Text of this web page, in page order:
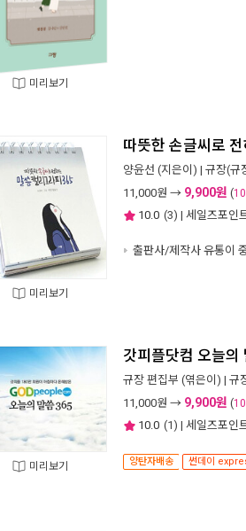
미리보기
미리보기
따뜻한 손글씨로
양윤선 (지은이) | 규장(규
11,000원 → 9,900원 (
10.0 (3) | 세일즈포인
출판사/제작사 유통이
미리보기
갓피플닷컴 오늘의
규장 편집부 (엮은이) | 규
11,000원 → 9,900원 (
10.0 (1) | 세일즈포인
양탄자배송 썬데이